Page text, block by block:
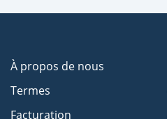
À propos de nous
Termes
Facturation